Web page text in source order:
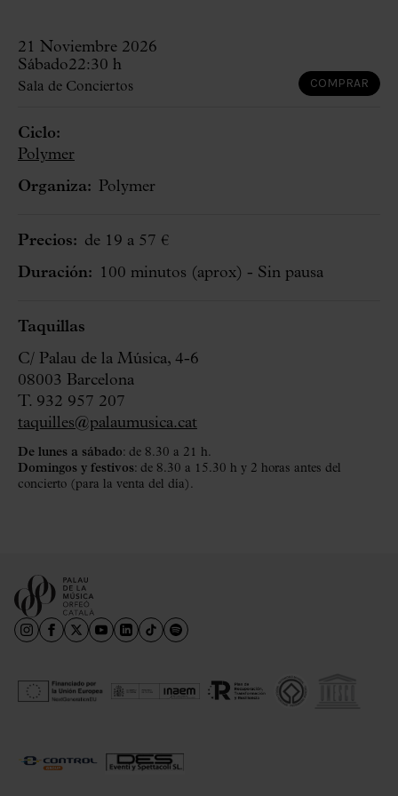
21 Noviembre 2026
Sábado22:30 h
Sala de Conciertos COMPRAR
Ciclo:
Polymer
Organiza: Polymer
Precios: de 19 a 57 €
Duración: 100 minutos (aprox) - Sin pausa
Taquillas
C/ Palau de la Música, 4-6
08003 Barcelona
T. 932 957 207
taquilles@palaumusica.cat
De lunes a sábado: de 8.30 a 21 h.
Domingos y festivos: de 8.30 a 15.30 h y 2 horas antes del
concierto (para la venta del día).